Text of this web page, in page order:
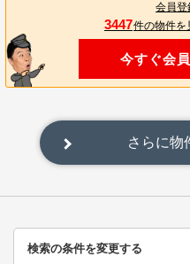
会員登
3447件の物件を
今すぐ会
さらに物
検索の条件を変更する